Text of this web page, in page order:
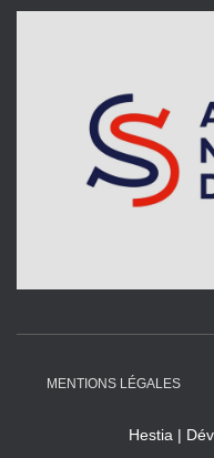
MENTIONS LÉGALES
Hestia |